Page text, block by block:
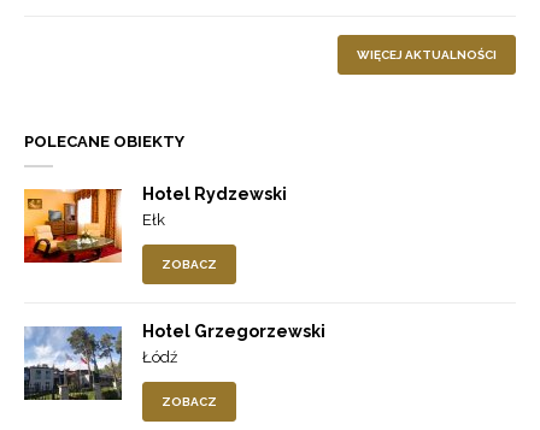
WIĘCEJ AKTUALNOŚCI
POLECANE OBIEKTY
Hotel Rydzewski
Ełk
ZOBACZ
Hotel Grzegorzewski
Łódź
ZOBACZ